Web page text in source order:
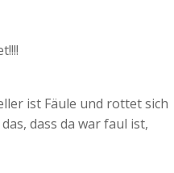
ist Fäule und rottet sich
dass da war faul ist,